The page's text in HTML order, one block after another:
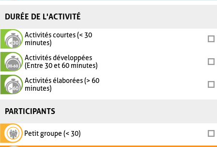
DURÉE DE L'ACTIVITÉ
Activités courtes (< 30
minutes)
Activités développées
(Entre 30 et 60 minutes)
Activités élaborées (> 60
minutes)
PARTICIPANTS
Petit groupe (< 30)